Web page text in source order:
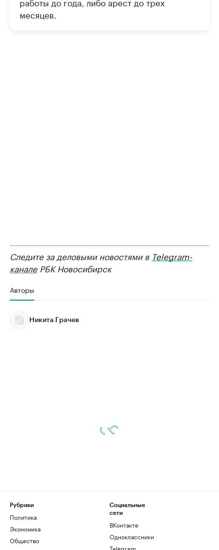
месяцев.
Следите за деловыми новостями в Telegram-
каналеРБК Новосибирск
Авторы
Никита Грачев
Рубрики
Политика
Экономика
Общество
Социальные
сети
ВКонтакте
Одноклассники
Telegram